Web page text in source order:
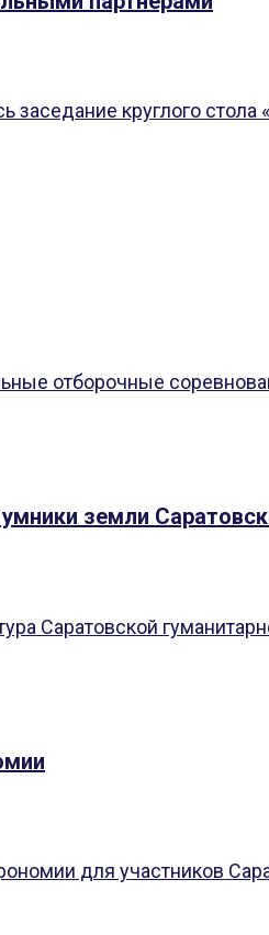
заседание круглого
отборочные
земли
Саратовской
для участников